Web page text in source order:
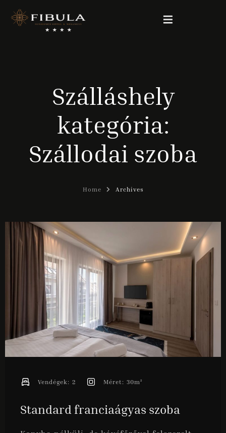
CSOMAGAJÁNLATOK
SZOBÁINK
WELLNESS & BEAUTY
Magyar
ONLINE FOGLALÁS
Szálláshely
kategória:
Szállodai szoba
Home Archives
Standard franciaágyas szoba
Vendégek: 2 Méret: 30m²